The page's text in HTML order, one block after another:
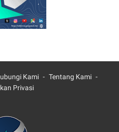
Kami
Tentang Kami
Privasi